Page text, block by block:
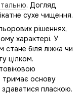
. Догляд
сухе чищення.
рішеннях,
характері. У
стане біля ліжка чи
цілком.
тримає основу
здаватися пласкою.